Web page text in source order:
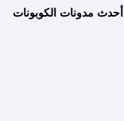
أحدث مدونات الكوبونات